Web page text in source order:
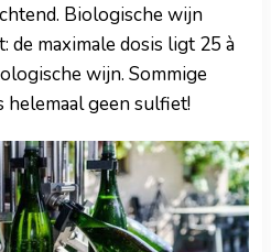
Biologische wijn
de maximale dosis ligt 25 à
wijn. Sommige
geen sulfiet!